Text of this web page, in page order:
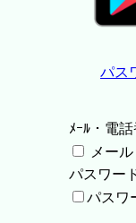
パス
ﾒｰﾙ・電
メー
パスワー
パスワ